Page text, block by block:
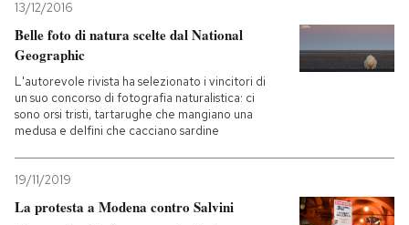
SHOP
CALENDARIO
13/12/2016
Belle foto di natura scelte dal National
Geographic
L'autorevole rivista ha selezionato i vincitori di
un suo concorso di fotografia naturalistica: ci
sono orsi tristi, tartarughe che mangiano una
medusa e delfini che cacciano sardine
19/11/2019
La protesta a Modena contro Salvini